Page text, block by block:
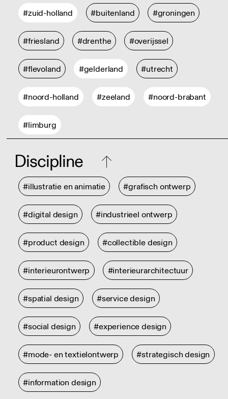
#zuid-holland #buitenland #groningen
#friesland #drenthe #overijssel
#flevoland #gelderland #utrecht
#noord-holland #zeeland #noord-brabant
#limburg
Discipline
#illustratie en animatie #grafisch ontwerp
#digital design #industrieel ontwerp
#product design #collectible design
#interieurontwerp #interieurarchitectuur
#spatial design #service design
#social design #experience design
#mode- en textielontwerp #strategisch design
#information design